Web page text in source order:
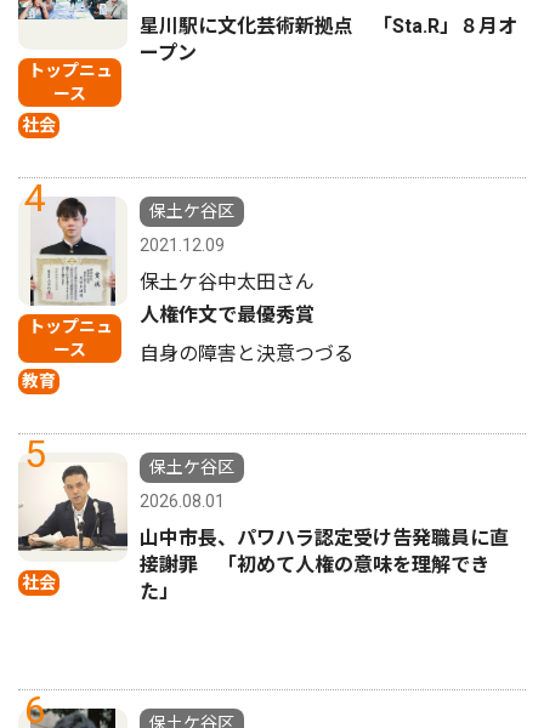
トップニュ
ース
社会
星川駅に文化芸術新拠点 「Sta.R」８月オ
ープン
4
トップニュ
ース
教育
保土ケ谷区
2021.12.09
保土ケ谷中太田さん
人権作文で最優秀賞
自身の障害と決意つづる
5
社会
保土ケ谷区
2026.08.01
山中市長、パワハラ認定受け告発職員に直
接謝罪 「初めて人権の意味を理解でき
た」
6
保土ケ谷区